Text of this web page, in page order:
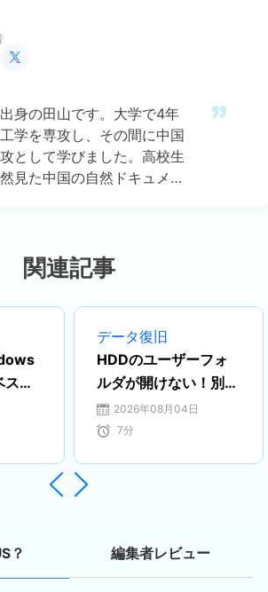

身の田山です。大学で4年
学を専攻し、その間に中国
として学びました。高校生
見た中国の自然ドキュメン
ますますIT分野における日中
携の可能性に注目するように
。 現在はEaseUSに勤務
ク・パーティション管理、
、バックアップおよびクロ
分野でエキスパートとして
ます。特に、日本語での技
やユーザー向けサポートを
多くの方々の大切なデータを
伝いができることを誇りに思
関連記事
ト
ウェ
データ復旧
HDDのユーザーフォ
ルダが開けない！別
PCでのアクセス権取
得からデータ救出まで
2026年08月04日
7分


？ 編集者レビュー